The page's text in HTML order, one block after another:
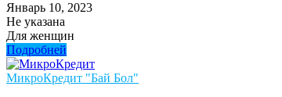
Январь 10, 2023
Не указана
Для женщин
Подробней
МикроКредит "Бай Бол"